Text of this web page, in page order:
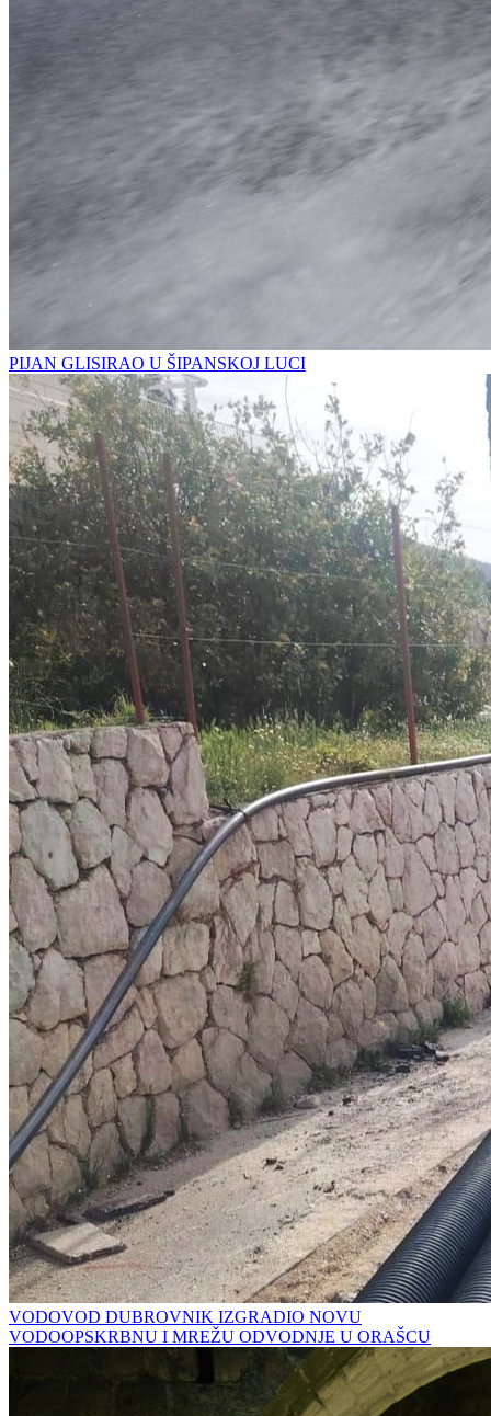
PIJAN GLISIRAO U ŠIPANSKOJ LUCI
VODOVOD DUBROVNIK IZGRADIO NOVU
VODOOPSKRBNU I MREŽU ODVODNJE U ORAŠCU